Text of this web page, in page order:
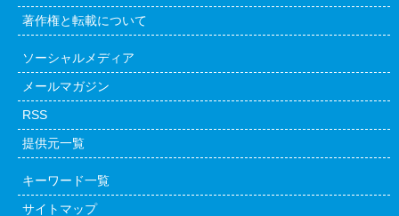
著作権と転載について
ソーシャルメディア
メールマガジン
RSS
提供元一覧
キーワード一覧
サイトマップ